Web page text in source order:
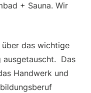
+ Sauna. Wir
das wichtige
ausgetauscht. Das
Handwerk und